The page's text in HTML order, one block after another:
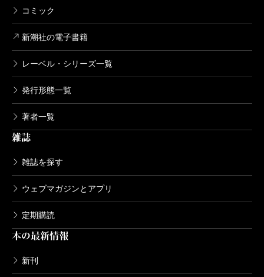
コミック
新潮社の電子書籍
レーベル・シリーズ一覧
発行形態一覧
著者一覧
雑誌
雑誌を探す
ウェブマガジンとアプリ
定期購読
本の最新情報
新刊